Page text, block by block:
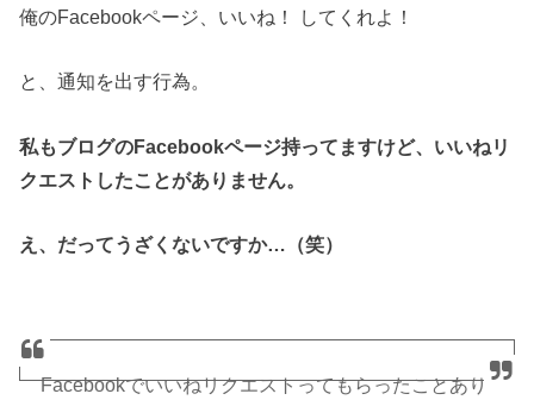
俺のFacebookページ、いいね！ してくれよ！
と、通知を出す行為。
私もブログのFacebookページ持ってますけど、いいねリ
クエストしたことがありません。
え、だってうざくないですか…（笑）
Facebookでいいねリクエストってもらったことあり